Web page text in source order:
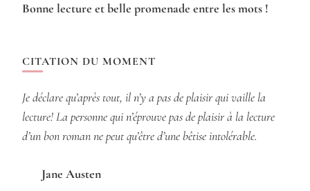
Bonne lecture et belle promenade entre les mots !
CITATION DU MOMENT
Je déclare qu’après tout, il n’y a pas de plaisir qui vaille la
lecture! La personne qui n’éprouve pas de plaisir à la lecture
d’un bon roman ne peut qu’être d’une bêtise intolérable.
Jane Austen